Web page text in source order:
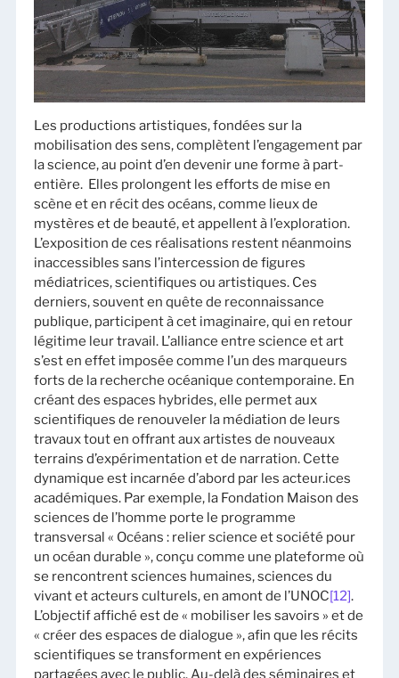
Les productions artistiques, fondées sur la
mobilisation des sens, complètent l’engagement par
la science, au point d’en devenir une forme à part-
entière. Elles prolongent les efforts de mise en
scène et en récit des océans, comme lieux de
mystères et de beauté, et appellent à l’exploration.
L’exposition de ces réalisations restent néanmoins
inaccessibles sans l’intercession de figures
médiatrices, scientifiques ou artistiques. Ces
derniers, souvent en quête de reconnaissance
publique, participent à cet imaginaire, qui en retour
légitime leur travail. L’alliance entre science et art
s’est en effet imposée comme l’un des marqueurs
forts de la recherche océanique contemporaine. En
créant des espaces hybrides, elle permet aux
scientifiques de renouveler la médiation de leurs
travaux tout en offrant aux artistes de nouveaux
terrains d’expérimentation et de narration. Cette
dynamique est incarnée d’abord par les acteur.ices
académiques. Par exemple, la Fondation Maison des
sciences de l’homme porte le programme
transversal « Océans : relier science et société pour
un océan durable », conçu comme une plateforme où
se rencontrent sciences humaines, sciences du
vivant et acteurs culturels, en amont de l’UNOC[12].
L’objectif affiché est de « mobiliser les savoirs » et de
« créer des espaces de dialogue », afin que les récits
scientifiques se transforment en expériences
partagées avec le public. Au-delà des séminaires et